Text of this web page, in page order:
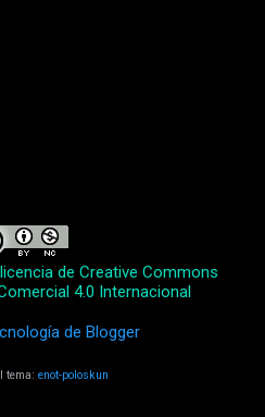
licencia de Creative Commons
4.0 Internacional
de Blogger
tema: enot-poloskun